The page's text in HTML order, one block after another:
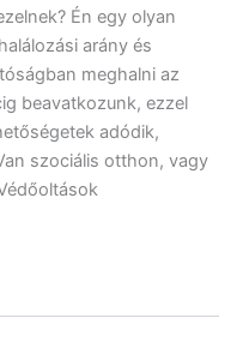
Én egy olyan
arány és
meghalni az
beavatkozunk, ezzel
adódik,
szociális otthon, vagy